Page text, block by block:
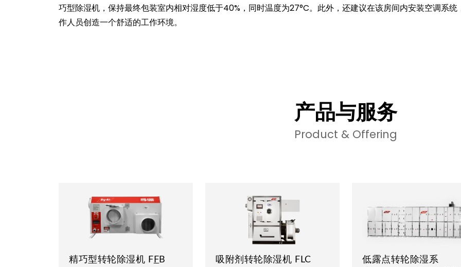
巧型除湿机，保持最终包装室内相对湿度低于40%，同时温度为27°C。此外，还建议在该房间内安装空调系统
作人员创造一个舒适的工作环境。
产品与服务
Product & Offering
精巧型转轮除湿机 F FB 吸附剂转轮除湿机 FLC
低露点转轮除湿系